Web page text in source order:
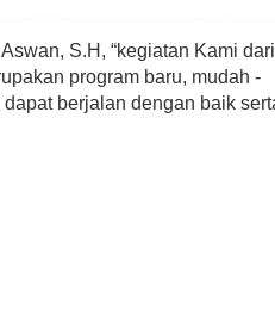
S.H, “kegiatan Kami dari
program baru, mudah -
berjalan dengan baik